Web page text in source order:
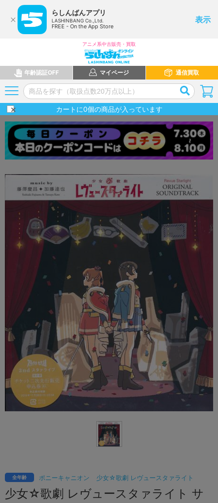
らしんばんアプリ
LASHINBANG Co.,Ltd.
FREE - On the App Store
表示
アニメ系中古販売・買取
年齢認証OFF マイページ 通信買取
カートに0個の商品が入っています
ポニーキャニオン 少女☆歌劇 レヴュースタァライト
全年齢
少女☆歌劇 レヴュースタァライト サ